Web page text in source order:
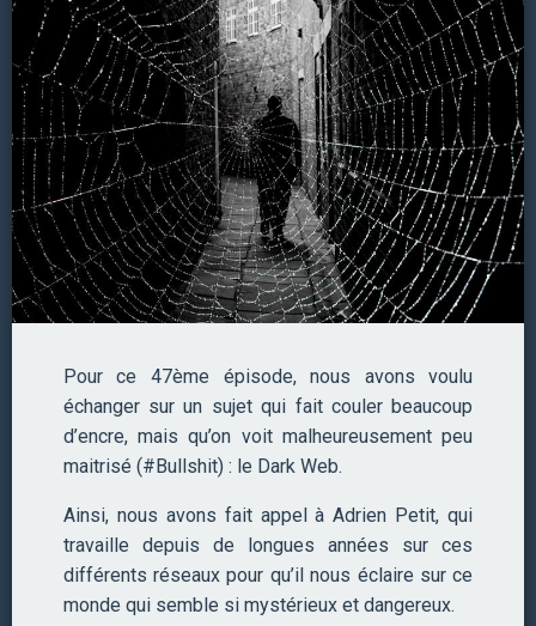
Pour ce 47ème épisode, nous avons voulu
échanger sur un sujet qui fait couler beaucoup
d’encre, mais qu’on voit malheureusement peu
maitrisé (#Bullshit) : le Dark Web.
Ainsi, nous avons fait appel à Adrien Petit, qui
travaille depuis de longues années sur ces
différents réseaux pour qu’il nous éclaire sur ce
monde qui semble si mystérieux et dangereux.